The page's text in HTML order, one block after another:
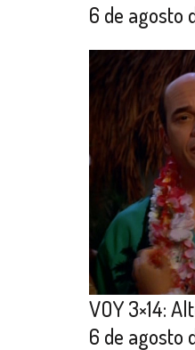
6 de agosto
VOY 3×14:
6 de agosto